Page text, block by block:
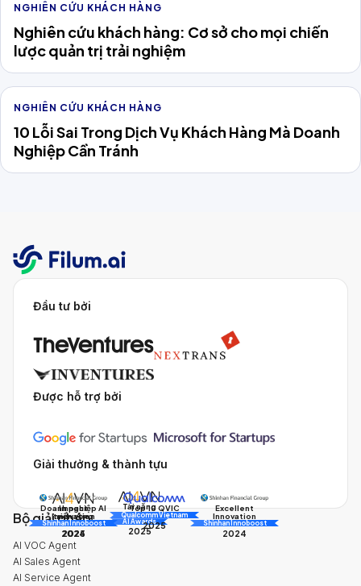
NGHIÊN CỨU KHÁCH HÀNG
Nghiên cứu khách hàng: Cơ sở cho mọi chiến
lược quản trị trải nghiệm
NGHIÊN CỨU KHÁCH HÀNG
10 Lỗi Sai Trong Dịch Vụ Khách Hàng Mà Doanh
Nghiệp Cần Tránh
Đầu tư bởi
Được hỗ trợ bởi
Giải thưởng & thành tựu
Doanh nghiệp AI
triển vọng
AI Awards
2025
Tài năng
AI
AI Awards
2025
Excellent
Innovation
Shinhan Innoboost
2024
Impact
Innovation
Shinhan Innoboost
2024
Top 10 QVIC
Qualcomm Vietnam
2025
Bộ giải pháp
AI VOC Agent
AI Sales Agent
AI Service Agent